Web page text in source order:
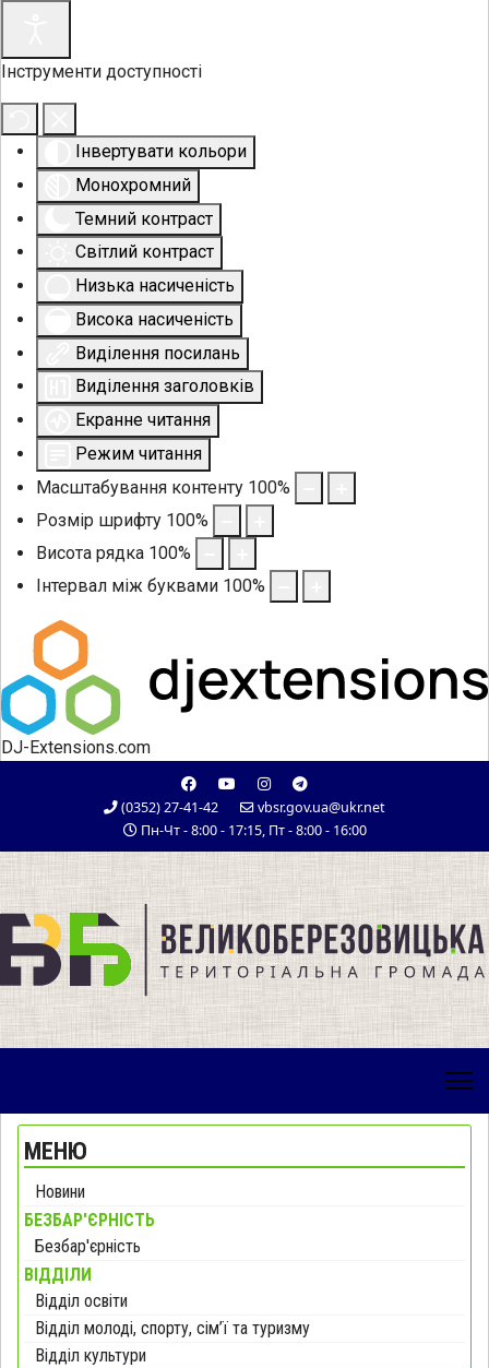
Інструменти доступності
Інвертувати кольори
Монохромний
Темний контраст
Світлий контраст
Низька насиченість
Висока насиченість
Виділення посилань
Виділення заголовків
Екранне читання
Режим читання
Масштабування контенту 100%
Розмір шрифту 100%
Висота рядка 100%
Інтервал між буквами 100%
DJ-Extensions.com
(0352) 27-41-42
vbsr.gov.ua@ukr.net
Пн-Чт - 8:00 - 17:15, Пт - 8:00 - 16:00
МЕНЮ
Новини
БЕЗБАР'ЄРНІСТЬ
Безбар'єрність
ВІДДІЛИ
Відділ освіти
Відділ молоді, спорту, сім’ї та туризму
Відділ культури